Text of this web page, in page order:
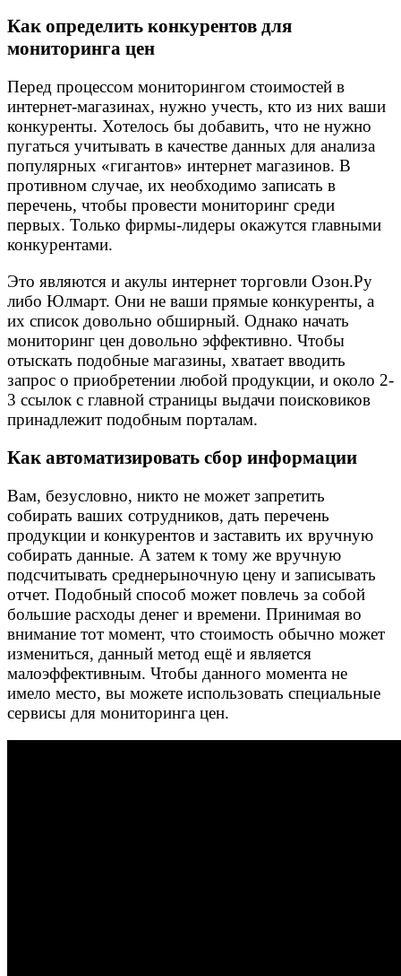
Как определить конкурентов для
мониторинга цен
Перед процессом мониторингом стоимостей в
интернет-магазинах, нужно учесть, кто из них ваши
конкуренты. Хотелось бы добавить, что не нужно
пугаться учитывать в качестве данных для анализа
популярных «гигантов» интернет магазинов. В
противном случае, их необходимо записать в
перечень, чтобы провести мониторинг среди
первых. Только фирмы-лидеры окажутся главными
конкурентами.
Это являются и акулы интернет торговли Озон.Ру
либо Юлмарт. Они не ваши прямые конкуренты, а
их список довольно обширный. Однако начать
мониторинг цен довольно эффективно. Чтобы
отыскать подобные магазины, хватает вводить
запрос о приобретении любой продукции, и около 2-
3 ссылок с главной страницы выдачи поисковиков
принадлежит подобным порталам.
Как автоматизировать сбор информации
Вам, безусловно, никто не может запретить
собирать ваших сотрудников, дать перечень
продукции и конкурентов и заставить их вручную
собирать данные. А затем к тому же вручную
подсчитывать среднерыночную цену и записывать
отчет. Подобный способ может повлечь за собой
большие расходы денег и времени. Принимая во
внимание тот момент, что стоимость обычно может
измениться, данный метод ещё и является
малоэффективным. Чтобы данного момента не
имело место, вы можете использовать специальные
сервисы для мониторинга цен.